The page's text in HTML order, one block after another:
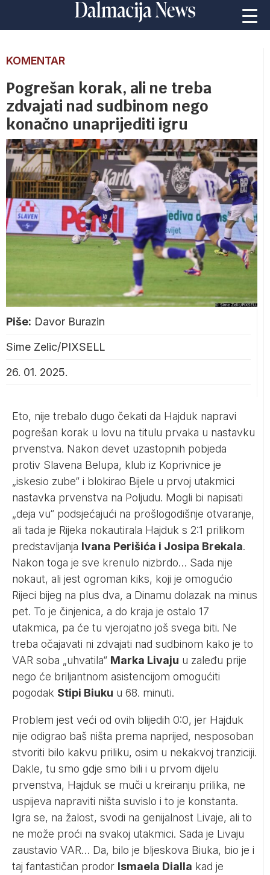
KOMENTAR
Pogrešan korak, ali ne treba
zdvajati nad sudbinom nego
konačno unaprijediti igru
Piše: Davor Burazin
Sime Zelic/PIXSELL
26. 01. 2025.
Eto, nije trebalo dugo čekati da Hajduk napravi
pogrešan korak u lovu na titulu prvaka u nastavku
prvenstva. Nakon devet uzastopnih pobjeda
protiv Slavena Belupa, klub iz Koprivnice je
„iskesio zube“ i blokirao Bijele u prvoj utakmici
nastavka prvenstva na Poljudu. Mogli bi napisati
„deja vu“ podsjećajući na prošlogodišnje otvaranje,
ali tada je Rijeka nokautirala Hajduk s 2:1 prilikom
predstavljanja Ivana Perišića i Josipa Brekala.
Nakon toga je sve krenulo nizbrdo… Sada nije
nokaut, ali jest ogroman kiks, koji je omogućio
Rijeci bijeg na plus dva, a Dinamu dolazak na minus
pet. To je činjenica, a do kraja je ostalo 17
utakmica, pa će tu vjerojatno još svega biti. Ne
treba očajavati ni zdvajati nad sudbinom kako je to
VAR soba „uhvatila“ Marka Livaju u zaleđu prije
nego će briljantnom asistencijom omogućiti
pogodak Stipi Biuku u 68. minuti.
Problem jest veći od ovih blijedih 0:0, jer Hajduk
nije odigrao baš ništa prema naprijed, nesposoban
stvoriti bilo kakvu priliku, osim u nekakvoj tranziciji.
Dakle, tu smo gdje smo bili i u prvom dijelu
prvenstva, Hajduk se muči u kreiranju prilika, ne
uspijeva napraviti ništa suvislo i to je konstanta.
Igra se, na žalost, svodi na genijalnost Livaje, ali to
ne može proći na svakoj utakmici. Sada je Livaju
zaustavio VAR… Da, bilo je bljeskova Biuka, bio je i
taj fantastičan prodor Ismaela Dialla kad je